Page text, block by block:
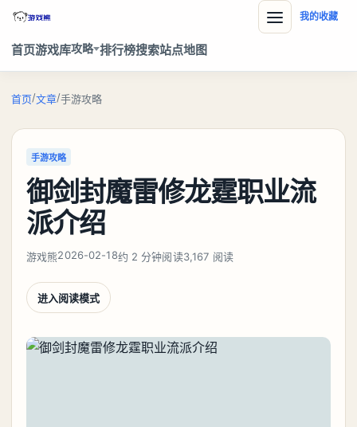
首页游戏库攻略 排行榜搜索站点地图
我的收藏
首页/文章/手游攻略
手游攻略
御剑封魔雷修龙霆职业流
派介绍
游戏熊2026-02-18约 2 分钟阅读3,167 阅读
进入阅读模式